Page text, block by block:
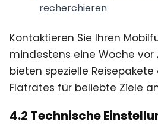
recherchieren
Kontaktieren Sie Ihren
mindestens eine Woche vor
bieten spezielle
Flatrates für beliebte Ziele
4.2 Technische